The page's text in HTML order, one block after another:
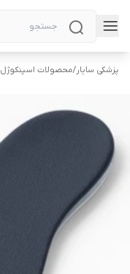
پزشکی سایار/محصولات اسپنکوژل